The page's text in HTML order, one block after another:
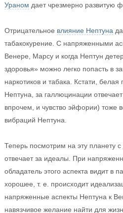
Ураном дает чрезмерно развитую
Отрицательное влияние Нептуна
табакокурение. С напряженными
Венере, Марсу и когда Нептун
здоровья» можно легко попасть в
наркотиков и табака. Кстати,
Нептуна, за галлюцинации
впрочем, и чувство эйфории) тоже
вибраций Нептуна.
Теперь посмотрим на эту планету
отвечает за идеалы. При
обладатель этого аспекта видит в
хорошее, т. е. происходит
напряженные аспекты Нептуна к
навязчивое желание найти для